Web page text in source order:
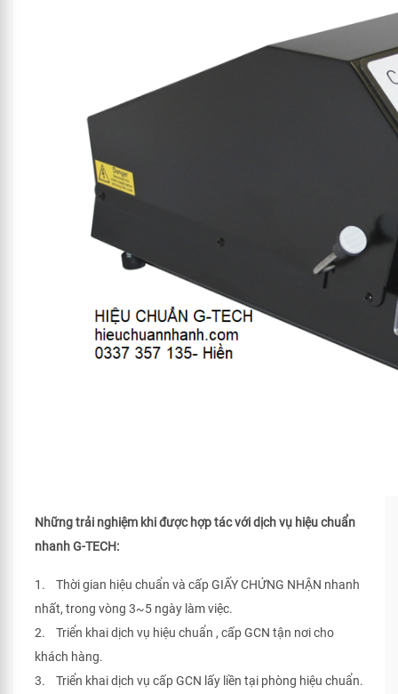
Những trải nghiệm khi được hợp tác với dịch vụ hiệu chuẩn
nhanh G-TECH:
1. Thời gian hiệu chuẩn và cấp GIẤY CHỨNG NHẬN nhanh
nhất, trong vòng 3~5 ngày làm việc.
2. Triển khai dịch vụ hiệu chuẩn , cấp GCN tận nơi cho
khách hàng.
3. Triển khai dịch vụ cấp GCN lấy liền tại phòng hiệu chuẩn.